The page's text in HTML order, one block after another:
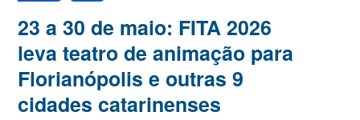
23 a 30 de maio: FITA 2026
leva teatro de animação para
Florianópolis e outras 9
cidades catarinenses